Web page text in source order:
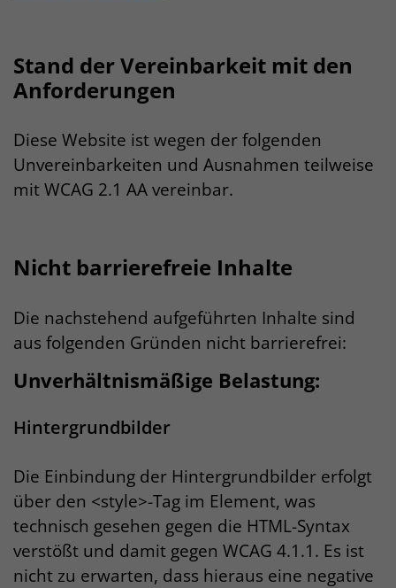
Stand der Vereinbarkeit mit den
Anforderungen
Diese Website ist wegen der folgenden
Unvereinbarkeiten und Ausnahmen teilweise
mit WCAG 2.1 AA vereinbar.
Nicht barrierefreie Inhalte
Die nachstehend aufgeführten Inhalte sind
aus folgenden Gründen nicht barrierefrei:
Unverhältnismäßige Belastung:
Hintergrundbilder
Die Einbindung der Hintergrundbilder erfolgt
über den <style>-Tag im Element, was
technisch gesehen gegen die HTML-Syntax
verstößt und damit gegen WCAG 4.1.1. Es ist
nicht zu erwarten, dass hieraus eine negative